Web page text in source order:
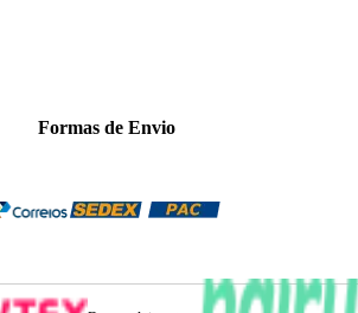
Formas de Envio